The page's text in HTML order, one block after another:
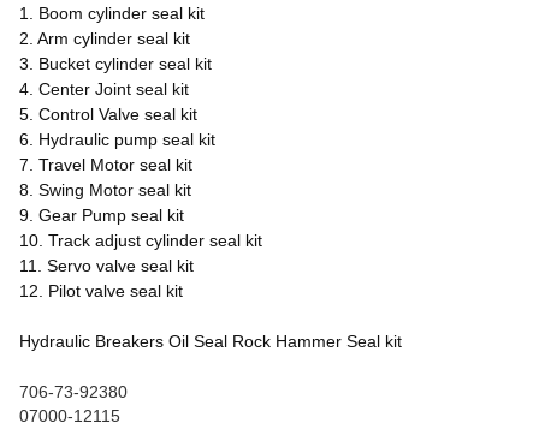
1. Boom cylinder seal kit
2. Arm cylinder seal kit
3. Bucket cylinder seal kit
4. Center Joint seal kit
5. Control Valve seal kit
6. Hydraulic pump seal kit
7. Travel Motor seal kit
8. Swing Motor seal kit
9. Gear Pump seal kit
10. Track adjust cylinder seal kit
11. Servo valve seal kit
12. Pilot valve seal kit
Hydraulic Breakers Oil Seal Rock Hammer Seal kit
706-73-92380
07000-12115